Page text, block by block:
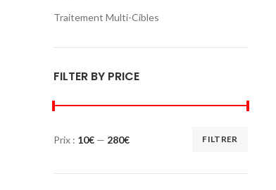
Traitement Multi-Cibles
FILTER BY PRICE
FILTRER
Prix : 10€ — 280€